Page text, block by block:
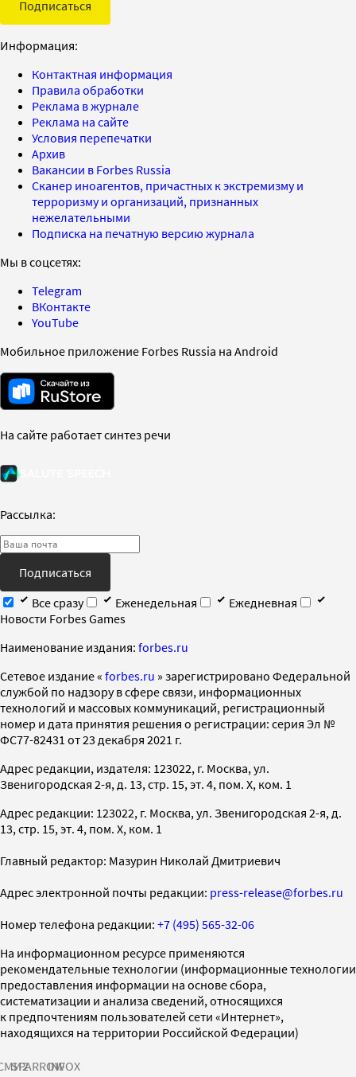
Подписаться
Информация:
Контактная информация
Правила обработки
Реклама в журнале
Реклама на сайте
Условия перепечатки
Архив
Вакансии в Forbes Russia
Сканер иноагентов, причастных к экстремизму и
терроризму и организаций, признанных
нежелательными
Подписка на печатную версию журнала
Мы в соцсетях:
Telegram
ВКонтакте
YouTube
Мобильное приложение Forbes Russia на Android
На сайте работает синтез речи
Рассылка:
Подписаться
Все сразу
Еженедельная
Ежедневная
Новости Forbes Games
Наименование издания: forbes.ru
Cетевое издание « forbes.ru » зарегистрировано Федеральной
службой по надзору в сфере связи, информационных
технологий и массовых коммуникаций, регистрационный
номер и дата принятия решения о регистрации: серия Эл №
ФС77-82431 от 23 декабря 2021 г.
Адрес редакции, издателя: 123022, г. Москва, ул.
Звенигородская 2-я, д. 13, стр. 15, эт. 4, пом. X, ком. 1
Адрес редакции: 123022, г. Москва, ул. Звенигородская 2-я, д.
13, стр. 15, эт. 4, пом. X, ком. 1
Главный редактор: Мазурин Николай Дмитриевич
Адрес электронной почты редакции: press-release@forbes.ru
Номер телефона редакции: +7 (495) 565-32-06
На информационном ресурсе применяются
рекомендательные технологии (информационные технологии
предоставления информации на основе сбора,
систематизации и анализа сведений, относящихся
к предпочтениям пользователей сети «Интернет»,
находящихся на территории Российской Федерации)
SPARROWINFOX